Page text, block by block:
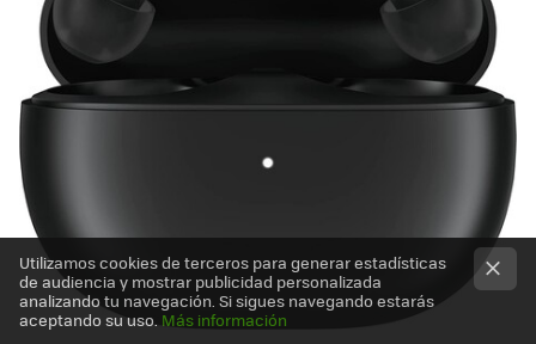
Utilizamos cookies de terceros para generar estadísticas
de audiencia y mostrar publicidad personalizada
analizando tu navegación. Si sigues navegando estarás
aceptando su uso. Más información